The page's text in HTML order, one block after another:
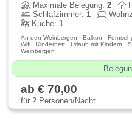
Maximale Belegung:2
Schlafzimmer:1
Küche:1
An den Weinbergen · Balkon ·
Wifi · Kinderbett · Urlaub mit Kindern ·
Weinbergen
ab € 70,00
für 2 Personen/Nacht